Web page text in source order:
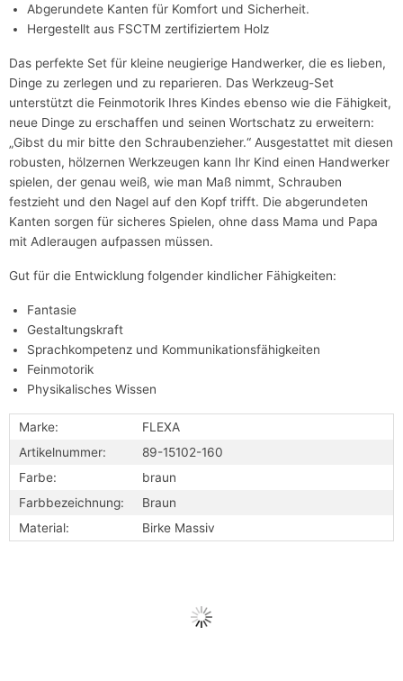
Abgerundete Kanten für Komfort und Sicherheit.
Hergestellt aus FSCTM zertifiziertem Holz
Das perfekte Set für kleine neugierige Handwerker, die es lieben,
Dinge zu zerlegen und zu reparieren. Das Werkzeug-Set
unterstützt die Feinmotorik Ihres Kindes ebenso wie die Fähigkeit,
neue Dinge zu erschaffen und seinen Wortschatz zu erweitern:
„Gibst du mir bitte den Schraubenzieher.“ Ausgestattet mit diesen
robusten, hölzernen Werkzeugen kann Ihr Kind einen Handwerker
spielen, der genau weiß, wie man Maß nimmt, Schrauben
festzieht und den Nagel auf den Kopf trifft. Die abgerundeten
Kanten sorgen für sicheres Spielen, ohne dass Mama und Papa
mit Adleraugen aufpassen müssen.
Gut für die Entwicklung folgender kindlicher Fähigkeiten:
Fantasie
Gestaltungskraft
Sprachkompetenz und Kommunikationsfähigkeiten
Feinmotorik
Physikalisches Wissen
Marke:
FLEXA
Artikelnummer:
89-15102-160
Farbe:
braun
Farbbezeichnung:
Braun
Material:
Birke Massiv